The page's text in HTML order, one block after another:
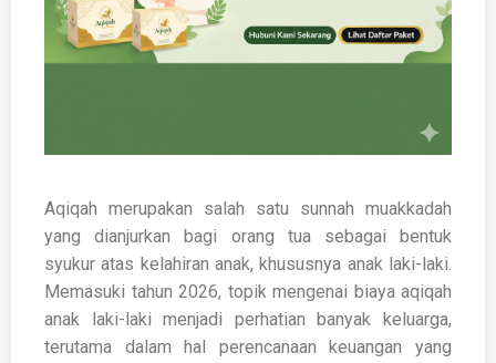
Aqiqah merupakan salah satu sunnah muakkadah
yang dianjurkan bagi orang tua sebagai bentuk
syukur atas kelahiran anak, khususnya anak laki-laki.
Memasuki tahun 2026, topik mengenai biaya aqiqah
anak laki-laki menjadi perhatian banyak keluarga,
terutama dalam hal perencanaan keuangan yang